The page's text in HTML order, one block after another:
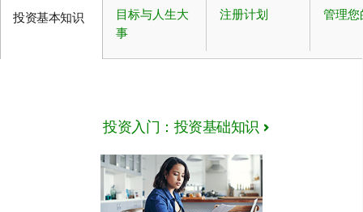
投资基本知识
目标与人生大
事
注册计划 管理您
投资入门：投资基础知识